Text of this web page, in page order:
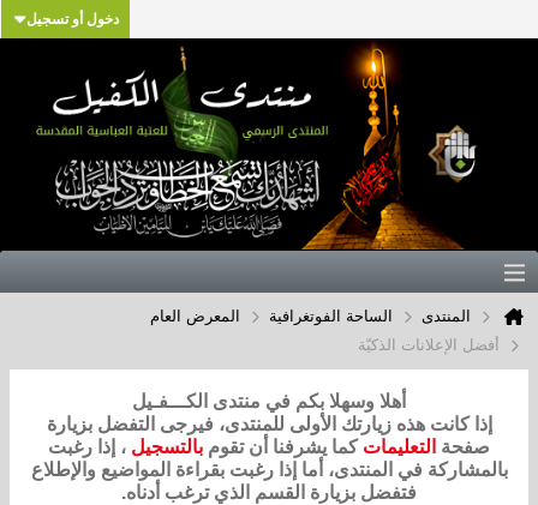
دخول أو تسجيل
المنتدى الساحة الفوتغرافية
المعرض العام
أفضل الإعلانات الذكيّة
أهلا وسهلا بكم في منتدى الكـــفـيل
إذا كانت هذه زيارتك الأولى للمنتدى، فيرجى التفضل بزيارة
صفحة التعليمات كما يشرفنا أن تقوم بالتسجيل ، إذا رغبت
بالمشاركة في المنتدى، أما إذا رغبت بقراءة المواضيع والإطلاع
فتفضل بزيارة القسم الذي ترغب أدناه.